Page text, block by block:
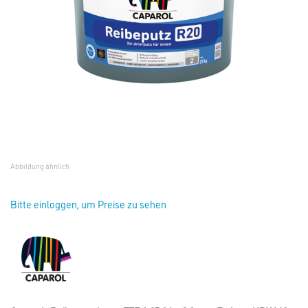
Abbildung ähnlich
Bitte einloggen, um Preise zu sehen